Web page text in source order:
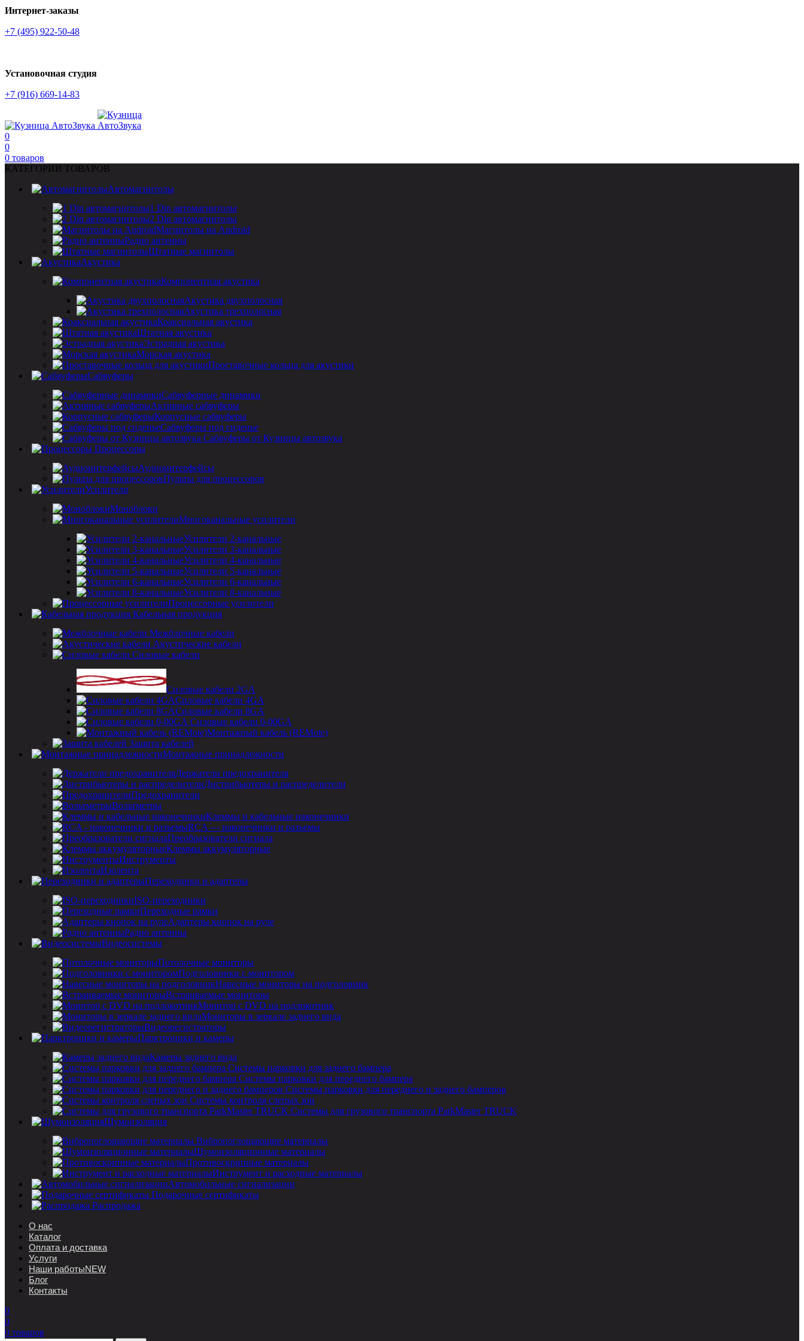
Интернет-заказы
+7 (495) 922-50-48
Установочная студия
+7 (916) 669-14-83
0
0
0 товаров
КАТЕГОРИИ ТОВАРОВ
Автомагнитолы
1 Din автомагнитолы
2 Din автомагнитолы
Магнитолы на Android
Радио антенны
Штатные магнитолы
Акустика
Компонентная акустика
Акустика двухполосная
Акустика трехполосная
Коаксиальная акустика
Штатная акустика
Эстрадная акустика
Морская акустика
Проставочные кольца для акустики
Сабвуферы
Сабвуферные динамики
Активные сабвуферы
Корпусные сабвуферы
Сабвуферы под сиденье
Сабвуферы от Кузницы автозвука
Процессоры
Аудиоинтерфейсы
Пульты для процессоров
Усилители
Моноблоки
Многоканальные усилители
Усилители 2-канальные
Усилители 3-канальные
Усилители 4-канальные
Усилители 5-канальные
Усилители 6-канальные
Усилители 8-канальные
Процессорные усилители
Кабельная продукция
Межблочные кабели
Акустические кабели
Силовые кабели
Силовые кабели 2GA
Силовые кабели 4GA
Силовые кабели 8GA
Силовые кабели 0-00GA
Монтажный кабель (REMote)
Защита кабелей
Монтажные принадлежности
Держатели предохранителя
Дистрибьютеры и распределители
Предохранители
Вольтметры
Клеммы и кабельные наконечники
RCA — наконечники и разъемы
Преобразователи сигнала
Клеммы аккумуляторные
Инструменты
Изолента
Переходники и адаптеры
ISO-переходники
Переходные рамки
Адаптеры кнопок на руле
Радио антенны
Видеосистемы
Потолочные мониторы
Подголовники с монитором
Навесные мониторы на подголовник
Встраиваемые мониторы
Монитор с DVD на подлокотник
Мониторы в зеркале заднего вида
Видеорегистраторы
Парктроники и камеры
Камеры заднего вида
Системы парковки для заднего бампера
Системы парковки для переднего бампера
Системы парковки для переднего и заднего бамперов
Системы контроля слепых зон
Системы для грузового транспорта ParkMaster TRUCK
Шумоизоляция
Вибропоглощающие материалы
Шумоизоляционные материалы
Противоскрипные материалы
Инструмент и расходные материалы
Автомобильные сигнализации
Подарочные сертификаты
Распродажа
О нас
Каталог
Оплата и доставка
Услуги
Наши работыNEW
Блог
Контакты
0
0
0 товаров